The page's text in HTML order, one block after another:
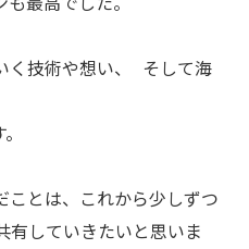
く技術や想い、 そして海
ことは、これから少しずつ
有していきたいと思いま